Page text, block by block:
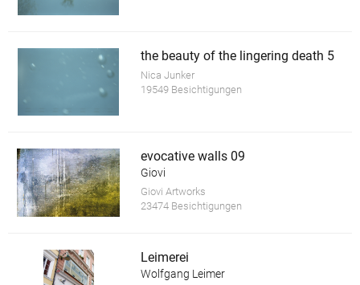
the beauty of the lingering death 5
Nica Junker
19549 Besichtigungen
evocative walls 09
Giovi
Giovi Artworks
23474 Besichtigungen
Leimerei
Wolfgang Leimer